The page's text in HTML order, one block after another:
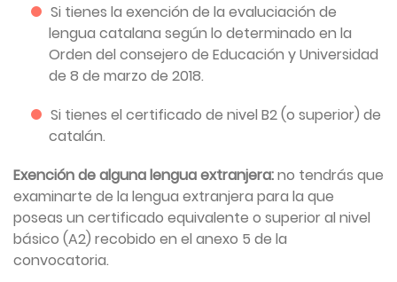
Si tienes la exención de la evaluciación de
lengua catalana según lo determinado en la
Orden del consejero de Educación y Universidad
de 8 de marzo de 2018.
Si tienes el certificado de nivel B2 (o superior) de
catalán.
Exención de alguna lengua extranjera:no tendrás que
examinarte de la lengua extranjera para la que
poseas un certificado equivalente o superior al nivel
básico (A2) recobido en el anexo 5 de la
convocatoria.